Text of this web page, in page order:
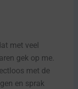
met veel
gek op me.
met de
en sprak